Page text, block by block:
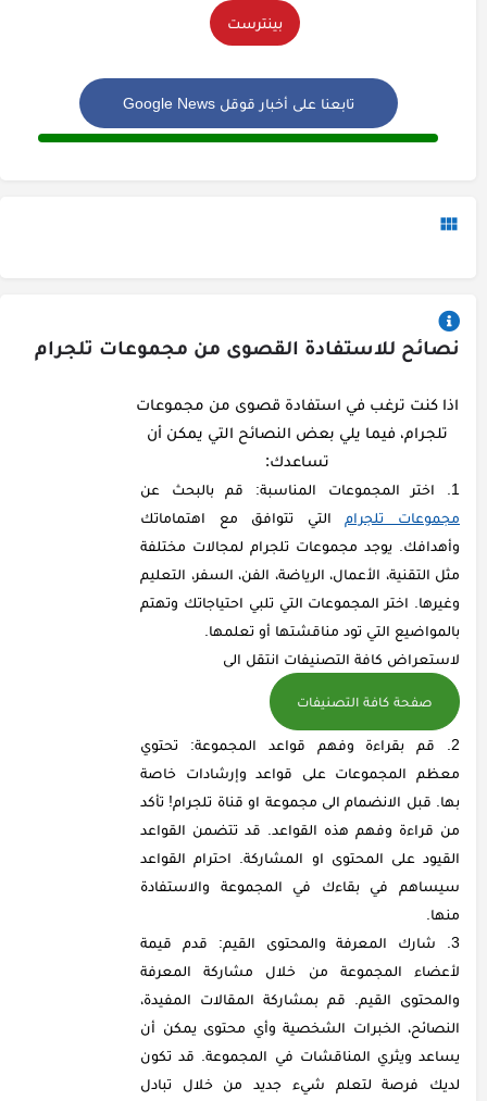
بينترست
تابعنا على أخبار قوقل Google News
نصائح للاستفادة القصوى من مجموعات تلجرام
اذا كنت ترغب في استفادة قصوى من مجموعات
تلجرام، فيما يلي بعض النصائح التي يمكن أن
تساعدك:
اختر المجموعات المناسبة: قم بالبحث عن
مجموعات تلجرام التي تتوافق مع اهتماماتك
وأهدافك. يوجد مجموعات تلجرام لمجالات مختلفة
مثل التقنية، الأعمال، الرياضة، الفن، السفر، التعليم
وغيرها. اختر المجموعات التي تلبي احتياجاتك وتهتم
بالمواضيع التي تود مناقشتها أو تعلمها.
لاستعراض كافة التصنيفات انتقل الى
صفحة كافة التصنيفات
قم بقراءة وفهم قواعد المجموعة: تحتوي
معظم المجموعات على قواعد وإرشادات خاصة
بها. قبل الانضمام الى مجموعة او قناة تلجرام! تأكد
من قراءة وفهم هذه القواعد. قد تتضمن القواعد
القيود على المحتوى او المشاركة. احترام القواعد
سيساهم في بقاءك في المجموعة والاستفادة
منها.
شارك المعرفة والمحتوى القيم: قدم قيمة
لأعضاء المجموعة من خلال مشاركة المعرفة
والمحتوى القيم. قم بمشاركة المقالات المفيدة،
النصائح، الخبرات الشخصية وأي محتوى يمكن أن
يساعد ويثري المناقشات في المجموعة. قد تكون
لديك فرصة لتعلم شيء جديد من خلال تبادل